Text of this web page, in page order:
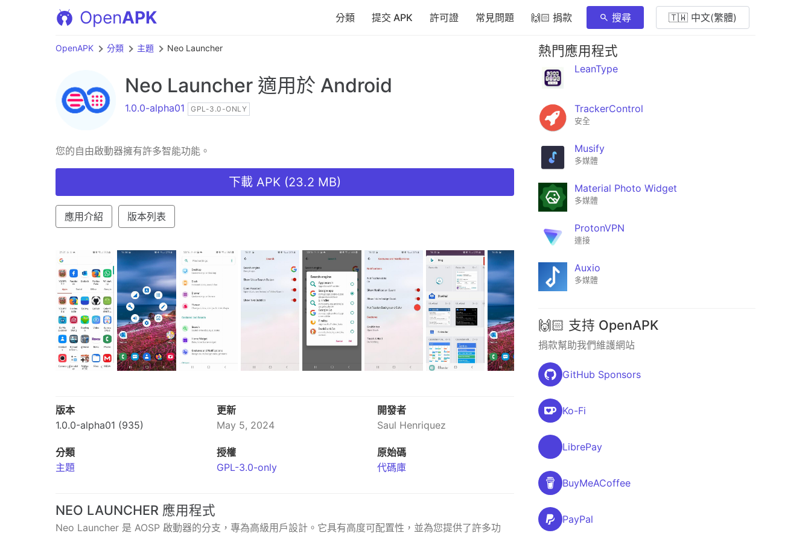
OpenAPK 分類 提交 APK 許可證 常見問題 🙌🏻 捐款 搜尋 🇹🇼 中文(繁體)
OpenAPK 分類 主題 Neo Launcher
Neo Launcher 適用於 Android
1.0.0-alpha01 GPL-3.0-ONLY
您的自由啟動器擁有許多智能功能。
下載 APK (23.2 MB)
應用介紹 版本列表
版本
1.0.0-alpha01 (935)
更新
May 5, 2024
開發者
Saul Henriquez
分類
主題
授權
GPL-3.0-only
原始碼
代碼庫
NEO LAUNCHER 應用程式
Neo Launcher 是 AOSP 啟動器的分支，專為高級用戶設計。它具有高度可配置性，並為您提供了許多功
熱門應用程式
LeanType
TrackerControl
安全
Musify
多媒體
Material Photo Widget
多媒體
ProtonVPN
連接
Auxio
多媒體
🙌🏻 支持 OpenAPK
捐款幫助我們維護網站
GitHub Sponsors
Ko-Fi
LibrePay
BuyMeACoffee
PayPal